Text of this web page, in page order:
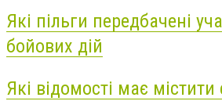
Які пільги передбачені
бойових дій
Які відомості має